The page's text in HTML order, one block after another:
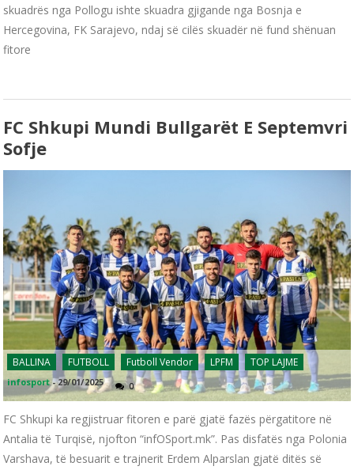
skuadrës nga Pollogu ishte skuadra gjigande nga Bosnja e
Hercegovina, FK Sarajevo, ndaj së cilës skuadër në fund shënuan
fitore
FC Shkupi Mundi Bullgarët E Septemvri
Sofje
BALLINA FUTBOLL Futboll Vendor LPFM TOP LAJME
infosport -29/01/2025 0
FC Shkupi ka regjistruar fitoren e parë gjatë fazës përgatitore në
Antalia të Turqisë, njofton “infOSport.mk”. Pas disfatës nga Polonia
Varshava, të besuarit e trajnerit Erdem Alparslan gjatë ditës së